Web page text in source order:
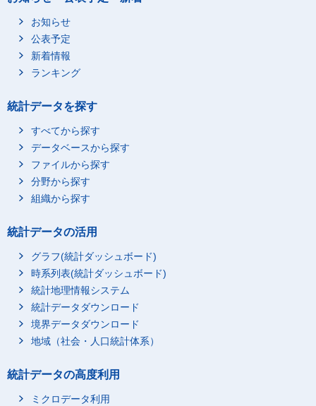
お知らせ
公表予定
新着情報
ランキング
統計データを探す
すべてから探す
データベースから探す
ファイルから探す
分野から探す
組織から探す
統計データの活用
グラフ(統計ダッシュボード)
時系列表(統計ダッシュボード)
統計地理情報システム
統計データダウンロード
境界データダウンロード
地域（社会・人口統計体系）
統計データの高度利用
ミクロデータ利用